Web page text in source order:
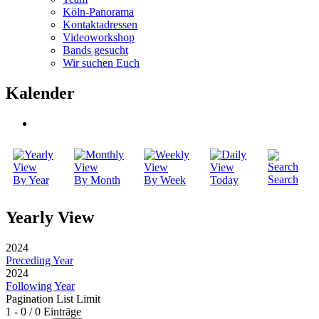
Köln-Panorama
Kontaktadressen
Videoworkshop
Bands gesucht
Wir suchen Euch
Kalender
By Year By Month By Week Today Search
Yearly View
2024
Preceding Year
2024
Following Year
Pagination List Limit
1 - 0 / 0 Einträge